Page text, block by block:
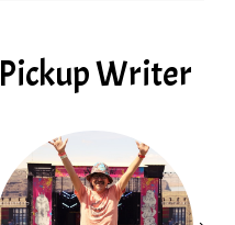
Pickup Writer